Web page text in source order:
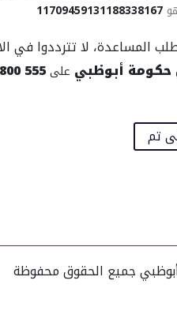
11709459131188338167
المساعدة، لا تترددوا في
حكومة أبوظبي على800 555
تم